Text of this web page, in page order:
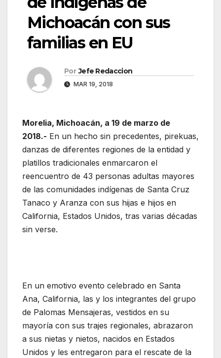
Michoacán con sus
familias en EU
Por Jefe Redaccion
MAR 19, 2018
Morelia, Michoacán, a 19 de marzo de
2018.- En un hecho sin precedentes, pirekuas,
danzas de diferentes regiones de la entidad y
platillos tradicionales enmarcaron el
reencuentro de 43 personas adultas mayores
de las comunidades indígenas de Santa Cruz
Tanaco y Aranza con sus hijas e hijos en
California, Estados Unidos, tras varias décadas
sin verse.
En un emotivo evento celebrado en Santa
Ana, California, las y los integrantes del grupo
de Palomas Mensajeras, vestidos en su
mayoría con sus trajes regionales, abrazaron
a sus nietas y nietos, nacidos en Estados
Unidos y les entregaron para el rescate de la